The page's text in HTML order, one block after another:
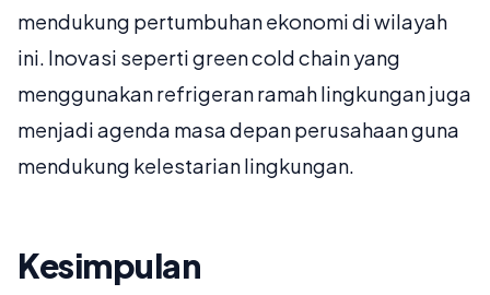
mendukung pertumbuhan ekonomi di wilayah
ini. Inovasi seperti green cold chain yang
menggunakan refrigeran ramah lingkungan juga
menjadi agenda masa depan perusahaan guna
mendukung kelestarian lingkungan.
Kesimpulan